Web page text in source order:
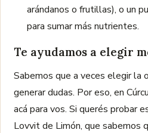
arándanos o frutillas), o un
para sumar más nutrientes.
Te ayudamos a elegir
Sabemos que a veces elegir la
generar dudas. Por eso, en
acá para vos. Si querés probar
Lovvit de Limón, que sabemos